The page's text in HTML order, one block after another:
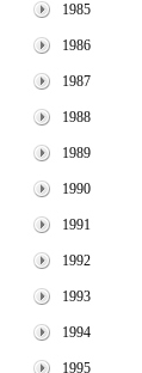
1985
1986
1987
1988
1989
1990
1991
1992
1993
1994
1995